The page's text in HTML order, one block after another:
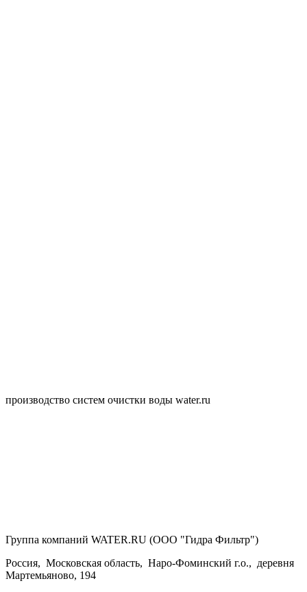
производство систем очистки воды water.ru
Группа компаний WATER.RU (ООО "Гидра Фильтр")
Россия, Московская область, Наро-Фоминский г.о., деревня
Мартемьяново, 194